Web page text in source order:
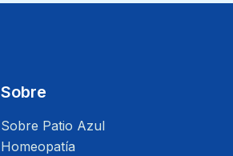
Sobre
Sobre Patio Azul
Homeopatía